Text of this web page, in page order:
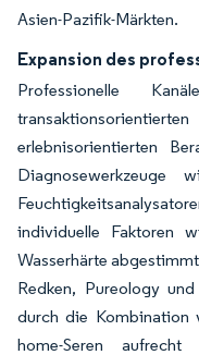
Asien-Pazifik-Märkten.
Expansion des
Professionelle
erlebnisorientierten
Diagnosewerkzeuge
individuelle Faktoren
Wasserhärte
Redken, Pureology
durch die Kombination
home-Seren